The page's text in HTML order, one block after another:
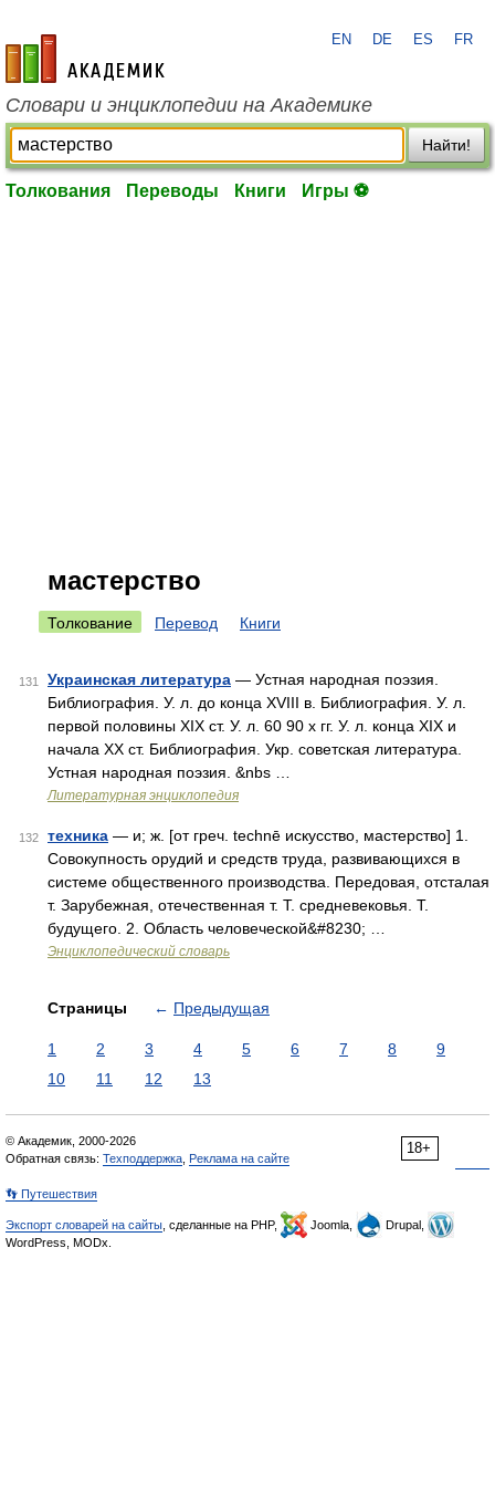
academic.ru
EN DE ES FR
Словари и энциклопедии на Академике
Найти!
Толкования Переводы Книги Игры ⚽
мастерство
Толкование Перевод Книги
131 Украинская литература — Устная народная поэзия.
Библиография. У. л. до конца XVIII в. Библиография. У. л.
первой половины XIX ст. У. л. 60 90 х гг. У. л. конца XIX и
начала XX ст. Библиография. Укр. советская литература.
Устная народная поэзия. &nbs …
Литературная энциклопедия
132 техника — и; ж. [от греч. technē искусство, мастерство] 1.
Совокупность орудий и средств труда, развивающихся в
системе общественного производства. Передовая, отсталая
т. Зарубежная, отечественная т. Т. средневековья. Т.
будущего. 2. Область человеческой&#8230; …
Энциклопедический словарь
Страницы ← Предыдущая
1 2 3 4 5 6 7 8
9
10
11 12 13
18+
© Академик, 2000-2026
Обратная связь: Техподдержка Реклама на сайте
👣 Путешествия
Экспорт словарей на сайты , сделанные на PHP, Joomla,
Drupal,
WordPress, MODx.